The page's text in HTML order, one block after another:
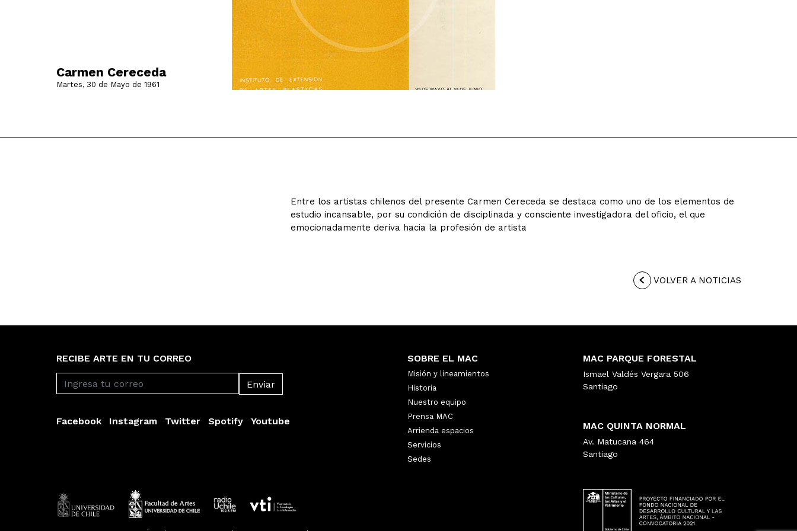
Carmen Cereceda
Martes, 30 de Mayo de 1961
Entre los artistas chilenos del presente Carmen Cereceda se destaca como uno de los elementos de
estudio incansable, por su condición de disciplinada y consciente investigadora del oficio, el que
emocionadamente deriva hacia la profesión de artista
VOLVER A NOTICIAS
RECIBE ARTE EN TU CORREO
Facebook Instagram Twitter Spotify Youtube
SOBRE EL MAC
Misión y lineamientos
Historia
Nuestro equipo
Prensa MAC
Arrienda espacios
Servicios
Sedes
MAC PARQUE FORESTAL
Ismael Valdés Vergara 506
Santiago
MAC QUINTA NORMAL
Av. Matucana 464
Santiago